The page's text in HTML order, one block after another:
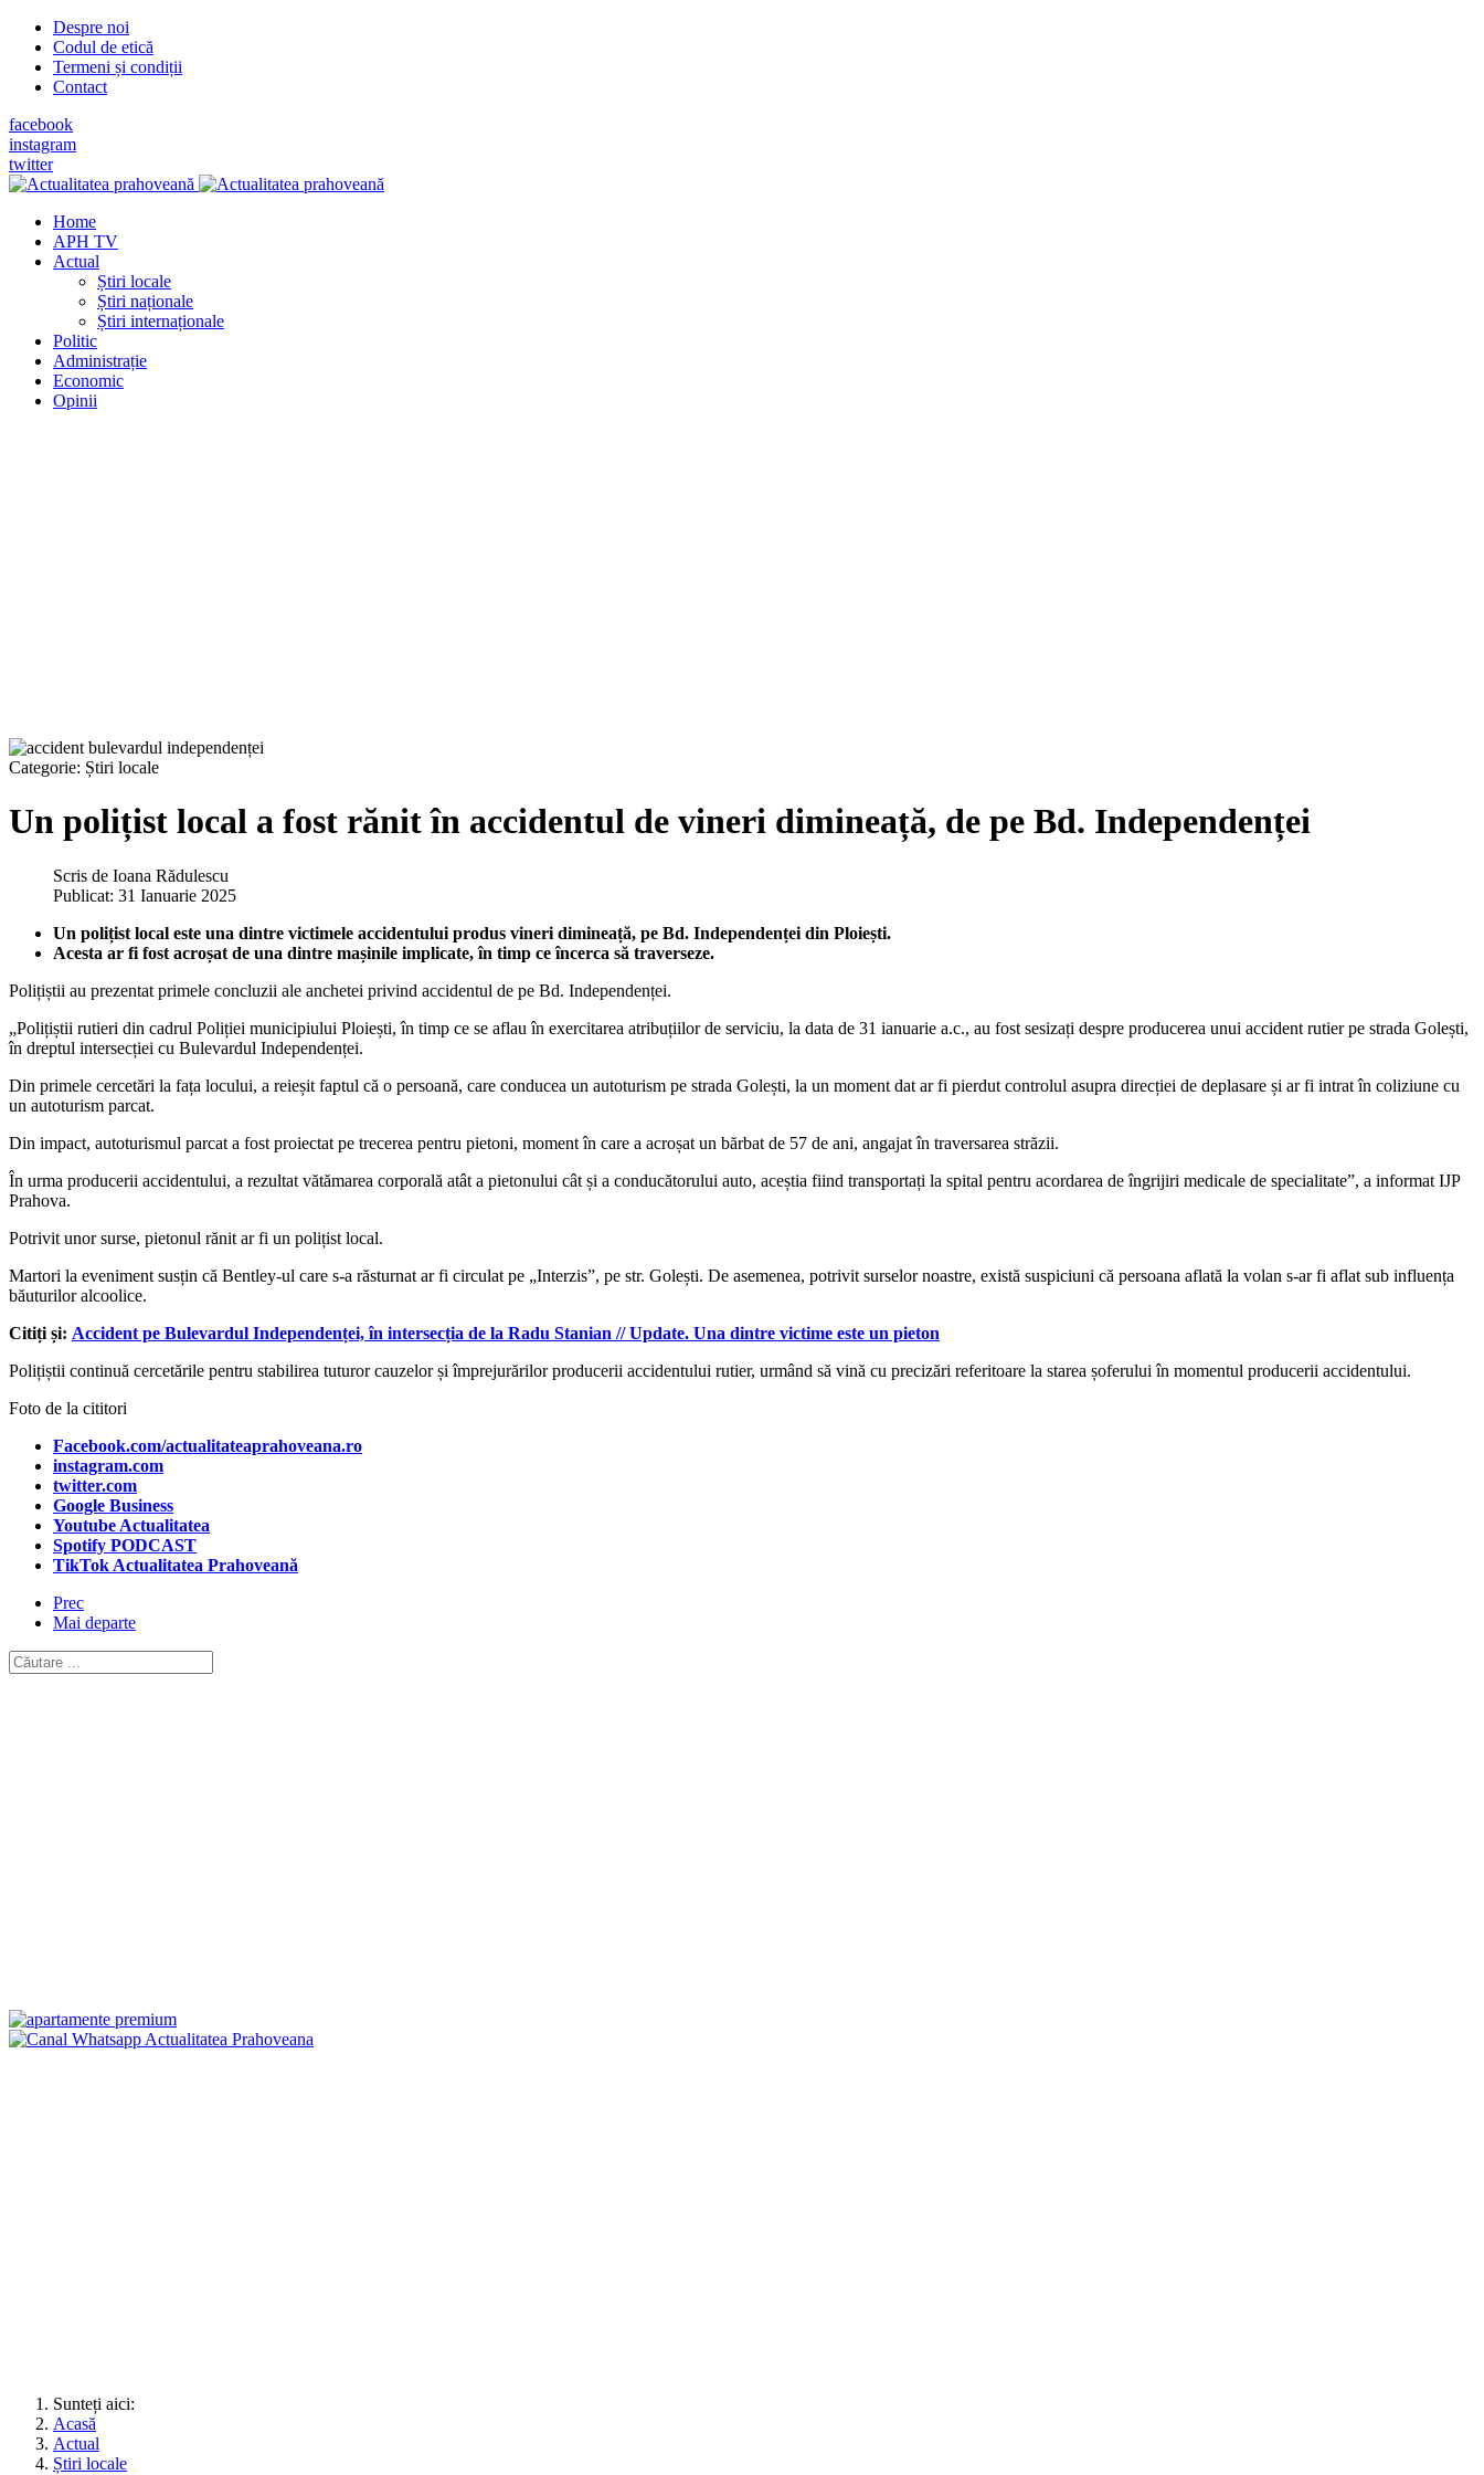
Despre noi
Codul de etică
Termeni și condiții
Contact
facebook
instagram
twitter
Home
APH TV
Actual
Știri locale
Știri naționale
Știri internaționale
Politic
Administrație
Economic
Opinii
Categorie: Știri locale
Un polițist local a fost rănit în accidentul de vineri dimineață, de pe Bd. Independenței
Scris de Ioana Rădulescu
Publicat: 31 Ianuarie 2025
Un polițist local este una dintre victimele accidentului produs vineri dimineață, pe Bd. Independenței din Ploiești.
Acesta ar fi fost acroșat de una dintre mașinile implicate, în timp ce încerca să traverseze.
Polițiștii au prezentat primele concluzii ale anchetei privind accidentul de pe Bd. Independenței.
„Polițiștii rutieri din cadrul Poliției municipiului Ploiești, în timp ce se aflau în exercitarea atribuțiilor de serviciu, la data de 31 ianuarie a.c., au fost sesizați despre producerea unui accident rutier pe strada Golești,
în dreptul intersecției cu Bulevardul Independenței.
Din primele cercetări la fața locului, a reieșit faptul că o persoană, care conducea un autoturism pe strada Golești, la un moment dat ar fi pierdut controlul asupra direcției de deplasare și ar fi intrat în coliziune cu
un autoturism parcat.
Din impact, autoturismul parcat a fost proiectat pe trecerea pentru pietoni, moment în care a acroșat un bărbat de 57 de ani, angajat în traversarea străzii.
În urma producerii accidentului, a rezultat vătămarea corporală atât a pietonului cât și a conducătorului auto, aceștia fiind transportați la spital pentru acordarea de îngrijiri medicale de specialitate”, a informat IJP
Prahova.
Potrivit unor surse, pietonul rănit ar fi un polițist local.
Martori la eveniment susțin că Bentley-ul care s-a răsturnat ar fi circulat pe „Interzis”, pe str. Golești. De asemenea, potrivit surselor noastre, există suspiciuni că persoana aflată la volan s-ar fi aflat sub influența
băuturilor alcoolice.
Citiți și: Accident pe Bulevardul Independenței, în intersecția de la Radu Stanian // Update. Una dintre victime este un pieton
Polițiștii continuă cercetările pentru stabilirea tuturor cauzelor și împrejurărilor producerii accidentului rutier, urmând să vină cu precizări referitoare la starea șoferului în momentul producerii accidentului.
Foto de la cititori
Facebook.com/actualitateaprahoveana.ro
instagram.com
twitter.com
Google Business
Youtube Actualitatea
Spotify PODCAST
TikTok Actualitatea Prahoveană
Prec
Mai departe
Sunteți aici:
Acasă
Actual
Știri locale